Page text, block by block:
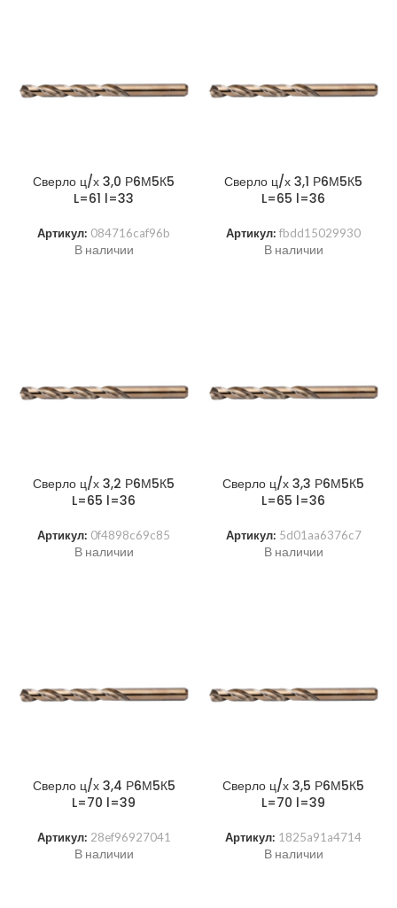
Сверло ц/х 3,0 Р6М5К5
L=61 l=33
Артикул: 084716caf96b
В наличии
Сверло ц/х 3,1 Р6М5К5
L=65 l=36
Артикул: fbdd15029930
В наличии
Сверло ц/х 3,2 Р6М5К5
L=65 l=36
Артикул: 0f4898c69c85
В наличии
Сверло ц/х 3,3 Р6М5К5
L=65 l=36
Артикул: 5d01aa6376c7
В наличии
Сверло ц/х 3,4 Р6М5К5
L=70 l=39
Артикул: 28ef96927041
В наличии
Сверло ц/х 3,5 Р6М5К5
L=70 l=39
Артикул: 1825a91a4714
В наличии